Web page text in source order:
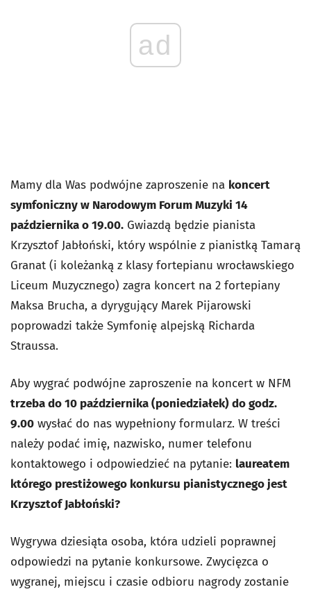
ad
Mamy dla Was podwójne zaproszenie na koncert
symfoniczny w Narodowym Forum Muzyki 14
października o 19.00. Gwiazdą będzie pianista
Krzysztof Jabłoński, który wspólnie z pianistką Tamarą
Granat (i koleżanką z klasy fortepianu wrocławskiego
Liceum Muzycznego) zagra koncert na 2 fortepiany
Maksa Brucha, a dyrygujący Marek Pijarowski
poprowadzi także Symfonię alpejską Richarda
Straussa.
Aby wygrać podwójne zaproszenie na koncert w NFM
trzeba do 10 października (poniedziałek) do godz.
9.00 wysłać do nas wypełniony formularz. W treści
należy podać imię, nazwisko, numer telefonu
kontaktowego i odpowiedzieć na pytanie: laureatem
którego prestiżowego konkursu pianistycznego jest
Krzysztof Jabłoński?
Wygrywa dziesiąta osoba, która udzieli poprawnej
odpowiedzi na pytanie konkursowe. Zwycięzca o
wygranej, miejscu i czasie odbioru nagrody zostanie